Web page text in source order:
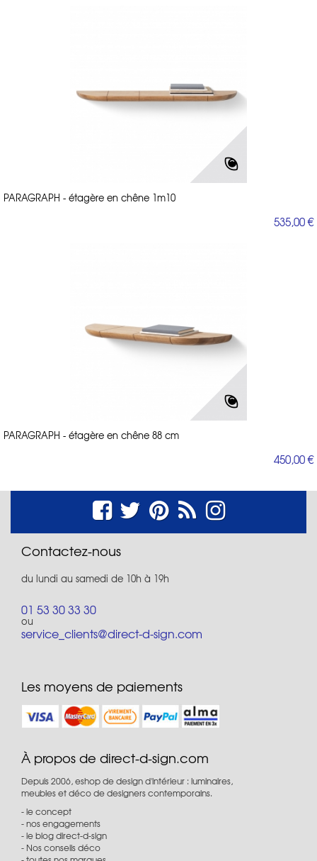
PARAGRAPH - étagère en chêne 1m10
535,00 €
PARAGRAPH - étagère en chêne 88 cm
450,00 €
Contactez-nous
du lundi au samedi de 10h à 19h
01 53 30 33 30
ou
service_clients@direct-d-sign.com
Les moyens de paiements
À propos de direct-d-sign.com
Depuis 2006, eshop de design d'intérieur : luminaires,
meubles et déco de designers contemporains.
le concept
nos engagements
le blog direct-d-sign
Nos conseils déco